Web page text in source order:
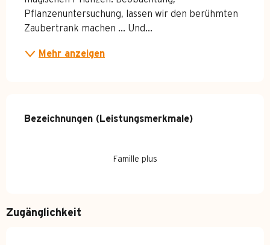
Pflanzenuntersuchung, lassen wir den berühmten
Zaubertrank machen ... Und...
Mehr anzeigen
Leistungensmöglichkeiten
Bezeichnungen (Leistungsmerkmale)
Bezeichnungen (Leistungsmerkmale)
Famille plus
Zugänglichkeit